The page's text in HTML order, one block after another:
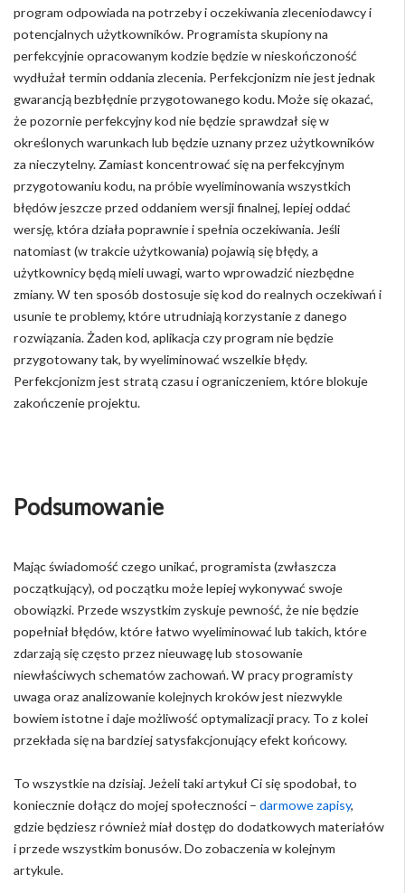
program odpowiada na potrzeby i oczekiwania zleceniodawcy i
potencjalnych użytkowników. Programista skupiony na
perfekcyjnie opracowanym kodzie będzie w nieskończoność
wydłużał termin oddania zlecenia. Perfekcjonizm nie jest jednak
gwarancją bezbłędnie przygotowanego kodu. Może się okazać,
że pozornie perfekcyjny kod nie będzie sprawdzał się w
określonych warunkach lub będzie uznany przez użytkowników
za nieczytelny. Zamiast koncentrować się na perfekcyjnym
przygotowaniu kodu, na próbie wyeliminowania wszystkich
błędów jeszcze przed oddaniem wersji finalnej, lepiej oddać
wersję, która działa poprawnie i spełnia oczekiwania. Jeśli
natomiast (w trakcie użytkowania) pojawią się błędy, a
użytkownicy będą mieli uwagi, warto wprowadzić niezbędne
zmiany. W ten sposób dostosuje się kod do realnych oczekiwań i
usunie te problemy, które utrudniają korzystanie z danego
rozwiązania. Żaden kod, aplikacja czy program nie będzie
przygotowany tak, by wyeliminować wszelkie błędy.
Perfekcjonizm jest stratą czasu i ograniczeniem, które blokuje
zakończenie projektu.
Podsumowanie
Mając świadomość czego unikać, programista (zwłaszcza
początkujący), od początku może lepiej wykonywać swoje
obowiązki. Przede wszystkim zyskuje pewność, że nie będzie
popełniał błędów, które łatwo wyeliminować lub takich, które
zdarzają się często przez nieuwagę lub stosowanie
niewłaściwych schematów zachowań. W pracy programisty
uwaga oraz analizowanie kolejnych kroków jest niezwykle
bowiem istotne i daje możliwość optymalizacji pracy. To z kolei
przekłada się na bardziej satysfakcjonujący efekt końcowy.
To wszystkie na dzisiaj. Jeżeli taki artykuł Ci się spodobał, to
koniecznie dołącz do mojej społeczności – darmowe zapisy,
gdzie będziesz również miał dostęp do dodatkowych materiałów
i przede wszystkim bonusów. Do zobaczenia w kolejnym
artykule.